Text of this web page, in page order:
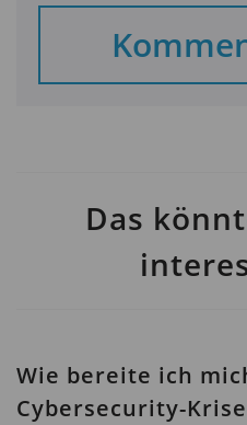
Das
Wie bereite ich
Cybersecurity-